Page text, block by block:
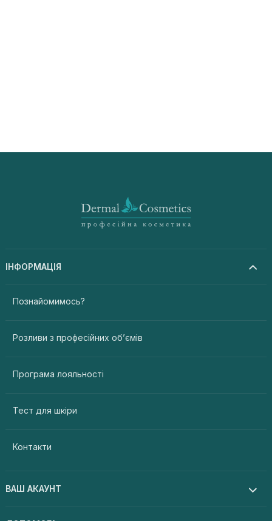
ІНФОРМАЦІЯ
Познайомимось?
Розливи з професійних об’ємів
Програма лояльності
Тест для шкіри
Контакти
ВАШ АКАУНТ